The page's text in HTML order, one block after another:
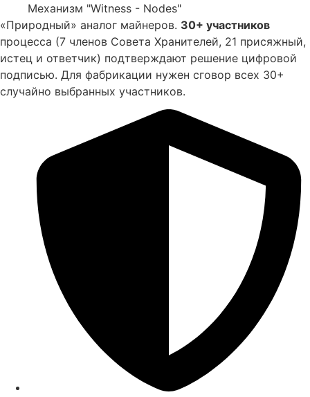
Механизм "Witness - Nodes"
«Природный» аналог майнеров. 30+ участников
процесса (7 членов Совета Хранителей, 21 присяжный,
истец и ответчик) подтверждают решение цифровой
подписью. Для фабрикации нужен сговор всех 30+
случайно выбранных участников.